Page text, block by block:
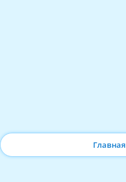
Главная